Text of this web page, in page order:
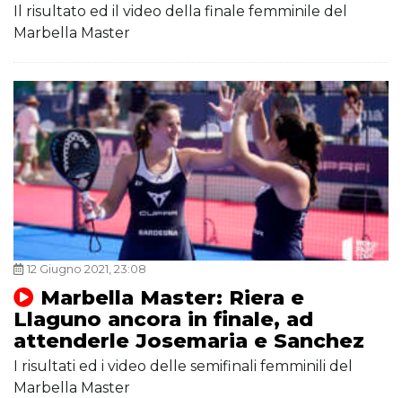
Il risultato ed il video della finale femminile del
Marbella Master
12 Giugno 2021, 23:08
Marbella Master: Riera e
Llaguno ancora in finale, ad
attenderle Josemaria e Sanchez
I risultati ed i video delle semifinali femminili del
Marbella Master